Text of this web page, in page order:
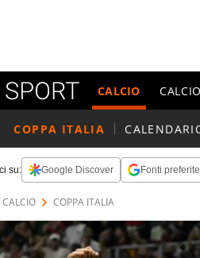
CALCIO
COPPA ITALIA
su: Google Discover Fonti preferite
CALCIO COPPA ITALIA